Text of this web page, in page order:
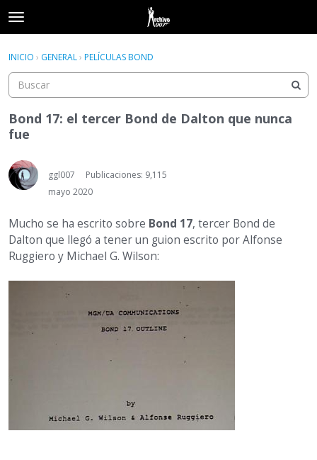
t
o
g
e
m
e
n
u
Acceder
Hilos
Actividad
Acceder Registrarse
INICIO › GENERAL› PELÍCULAS BOND
Bond 17: el tercer Bond de Dalton que nunca
fue
ggl007
Publicaciones: 9,115
mayo 2020
Mucho se ha escrito sobre Bond 17, tercer Bond de
Dalton que llegó a tener un guion escrito por Alfonse
Ruggiero y Michael G. Wilson: